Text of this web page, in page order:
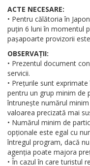
ACTE NECESARE:
• Pentru călătoria în
puțin 6 luni în momentul
pașapoarte provizorii
OBSERVAȚII:
• Prezentul document
servicii.
• Prețurile sunt
pentru un grup minim de
întrunește numărul
valoarea precizată mai
• Numărul minim de
opționale este egal cu
întregul program, dacă
agenția poate majora
• În cazul în care turistul